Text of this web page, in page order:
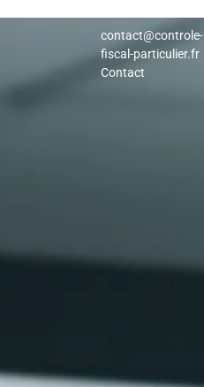
contact@controle-
fiscal-particulier.fr
Contact